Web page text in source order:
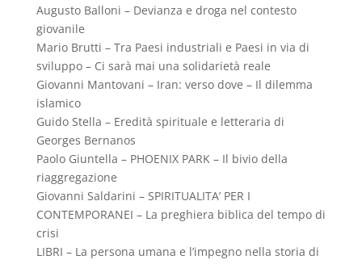
Augusto Balloni – Devianza e droga nel contesto
giovanile
Mario Brutti – Tra Paesi industriali e Paesi in via di
sviluppo – Ci sarà mai una solidarietà reale
Giovanni Mantovani – Iran: verso dove – Il dilemma
islamico
Guido Stella – Eredità spirituale e letteraria di
Georges Bernanos
Paolo Giuntella – PHOENIX PARK – Il bivio della
riaggregazione
Giovanni Saldarini – SPIRITUALITA’ PER I
CONTEMPORANEI – La preghiera biblica del tempo di
crisi
LIBRI – La persona umana e l’impegno nella storia di